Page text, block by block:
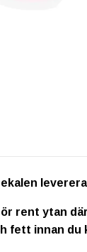
rent ytan
fett innan